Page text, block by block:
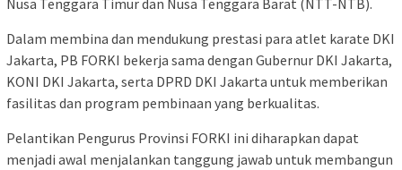
Nusa Tenggara Timur dan Nusa Tenggara Barat (NTT-NTB).
Dalam membina dan mendukung prestasi para atlet karate DKI
Jakarta, PB FORKI bekerja sama dengan Gubernur DKI Jakarta,
KONI DKI Jakarta, serta DPRD DKI Jakarta untuk memberikan
fasilitas dan program pembinaan yang berkualitas.
Pelantikan Pengurus Provinsi FORKI ini diharapkan dapat
menjadi awal menjalankan tanggung jawab untuk membangun